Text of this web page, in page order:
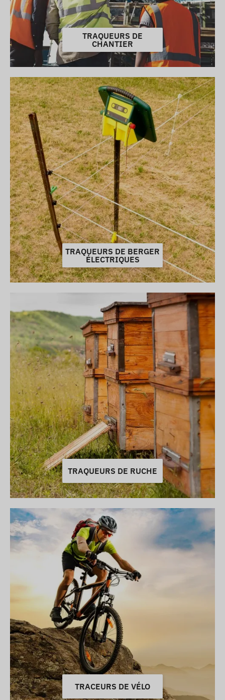
TRAQUEURS DE
CHANTIER
TRAQUEURS DE BERGER
ÉLECTRIQUES
TRAQUEURS DE RUCHE
TRACEURS DE VÉLO